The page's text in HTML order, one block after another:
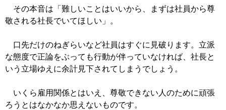
その本音は「難しいことはいいから、まずは社員から尊
敬される社長でいてほしい」。
口先だけのねぎらいなど社員はすぐに見破ります。立派
な態度で正論をぶっても行動が伴っていなければ、社長と
いう立場ゆえに余計見下されてしまうでしょう。
いくら雇用関係とはいえ、尊敬できない人のために頑張
ろうとはなかなか思えないものです。